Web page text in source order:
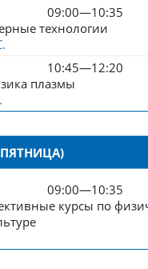
09:00—10:35
технологии
10:45—12:20
плазмы
09:00—10:35
курсы по